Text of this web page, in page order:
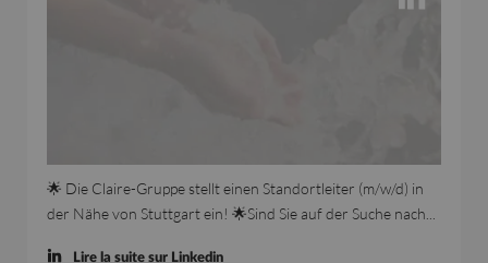
🌟 Die Claire-Gruppe stellt einen Standortleiter (m/w/d) in
der Nähe von Stuttgart ein! 🌟Sind Sie auf der Suche nach...
Lire la suite sur Linkedin